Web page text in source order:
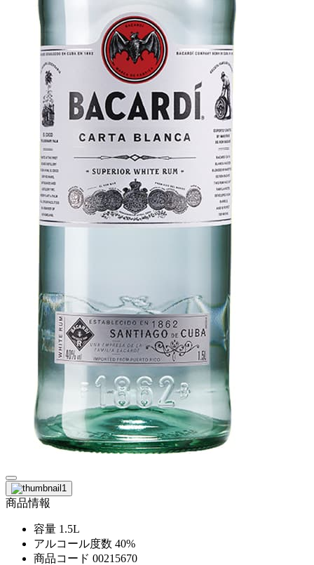
商品情報
容量 1.5L
アルコール度数 40%
商品コード 00215670